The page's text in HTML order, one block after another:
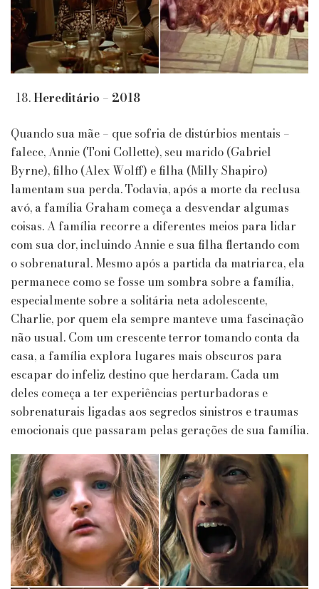
Hereditário – 2018
Quando sua mãe – que sofria de distúrbios mentais –
falece, Annie (Toni Collette), seu marido (Gabriel
Byrne), filho (Alex Wolff) e filha (Milly Shapiro)
lamentam sua perda. Todavia, após a morte da reclusa
avó, a família Graham começa a desvendar algumas
coisas. A família recorre a diferentes meios para lidar
com sua dor, incluindo Annie e sua filha flertando com
o sobrenatural. Mesmo após a partida da matriarca, ela
permanece como se fosse um sombra sobre a família,
especialmente sobre a solitária neta adolescente,
Charlie, por quem ela sempre manteve uma fascinação
não usual. Com um crescente terror tomando conta da
casa, a família explora lugares mais obscuros para
escapar do infeliz destino que herdaram. Cada um
deles começa a ter experiências perturbadoras e
sobrenaturais ligadas aos segredos sinistros e traumas
emocionais que passaram pelas gerações de sua família.